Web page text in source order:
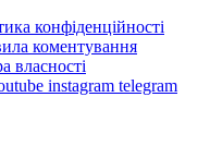
конфіденційності
коментування
власності
instagram telegram